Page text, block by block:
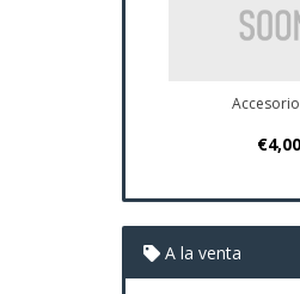
Accesorio H0.
€4,00
A la venta